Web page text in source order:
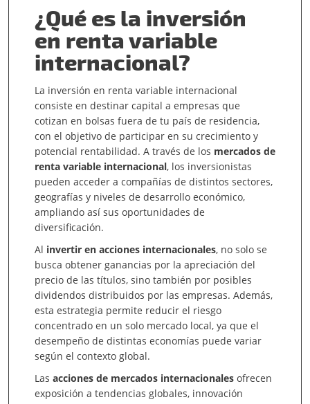
¿Qué es la inversión
en renta variable
internacional?
La inversión en renta variable internacional
consiste en destinar capital a empresas que
cotizan en bolsas fuera de tu país de residencia,
con el objetivo de participar en su crecimiento y
potencial rentabilidad. A través de los mercados de
renta variable internacional, los inversionistas
pueden acceder a compañías de distintos sectores,
geografías y niveles de desarrollo económico,
ampliando así sus oportunidades de
diversificación.
Al invertir en acciones internacionales, no solo se
busca obtener ganancias por la apreciación del
precio de las títulos, sino también por posibles
dividendos distribuidos por las empresas. Además,
esta estrategia permite reducir el riesgo
concentrado en un solo mercado local, ya que el
desempeño de distintas economías puede variar
según el contexto global.
Las acciones de mercados internacionales ofrecen
exposición a tendencias globales, innovación